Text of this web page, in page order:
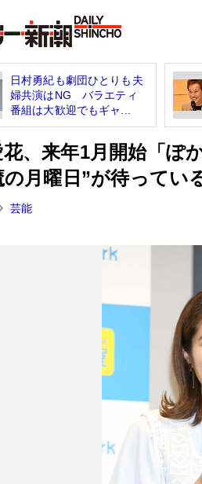
日村勇紀も劇団ひとりも夫
婦共演はNG バラエティ
番組は大歓迎でもギャ...
花、来年1月開始「
の月曜日”が待ってい
芸能